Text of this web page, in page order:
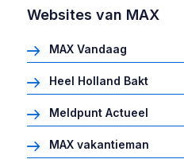
Websites van MAX
MAX Vandaag
Heel Holland Bakt
Meldpunt Actueel
MAX vakantieman